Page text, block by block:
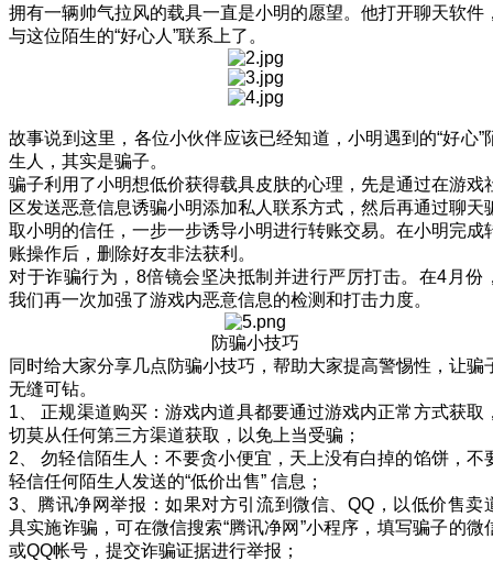
拥有一辆帅气拉风的载具一直是小明的愿望。他打开聊天软件
与这位陌生的“好心人”联系上了。
故事说到这里，各位小伙伴应该已经知道，小明遇到的“好心”
生人，其实是骗子。
骗子利用了小明想低价获得载具皮肤的心理，先是通过在游戏
区发送恶意信息诱骗小明添加私人联系方式，然后再通过聊天
取小明的信任，一步一步诱导小明进行转账交易。在小明完成
账操作后，删除好友非法获利。
对于诈骗行为，8倍镜会坚决抵制并进行严厉打击。在4月份
我们再一次加强了游戏内恶意信息的检测和打击力度。
防骗小技巧
同时给大家分享几点防骗小技巧，帮助大家提高警惕性，让骗
无缝可钻。
1、 正规渠道购买：游戏内道具都要通过游戏内正常方式获取
切莫从任何第三方渠道获取，以免上当受骗；
2、 勿轻信陌生人：不要贪小便宜，天上没有白掉的馅饼，不
轻信任何陌生人发送的“低价出售” 信息；
3、腾讯净网举报：如果对方引流到微信、QQ，以低价售卖
具实施诈骗，可在微信搜索“腾讯净网”小程序，填写骗子的微
或QQ帐号，提交诈骗证据进行举报；